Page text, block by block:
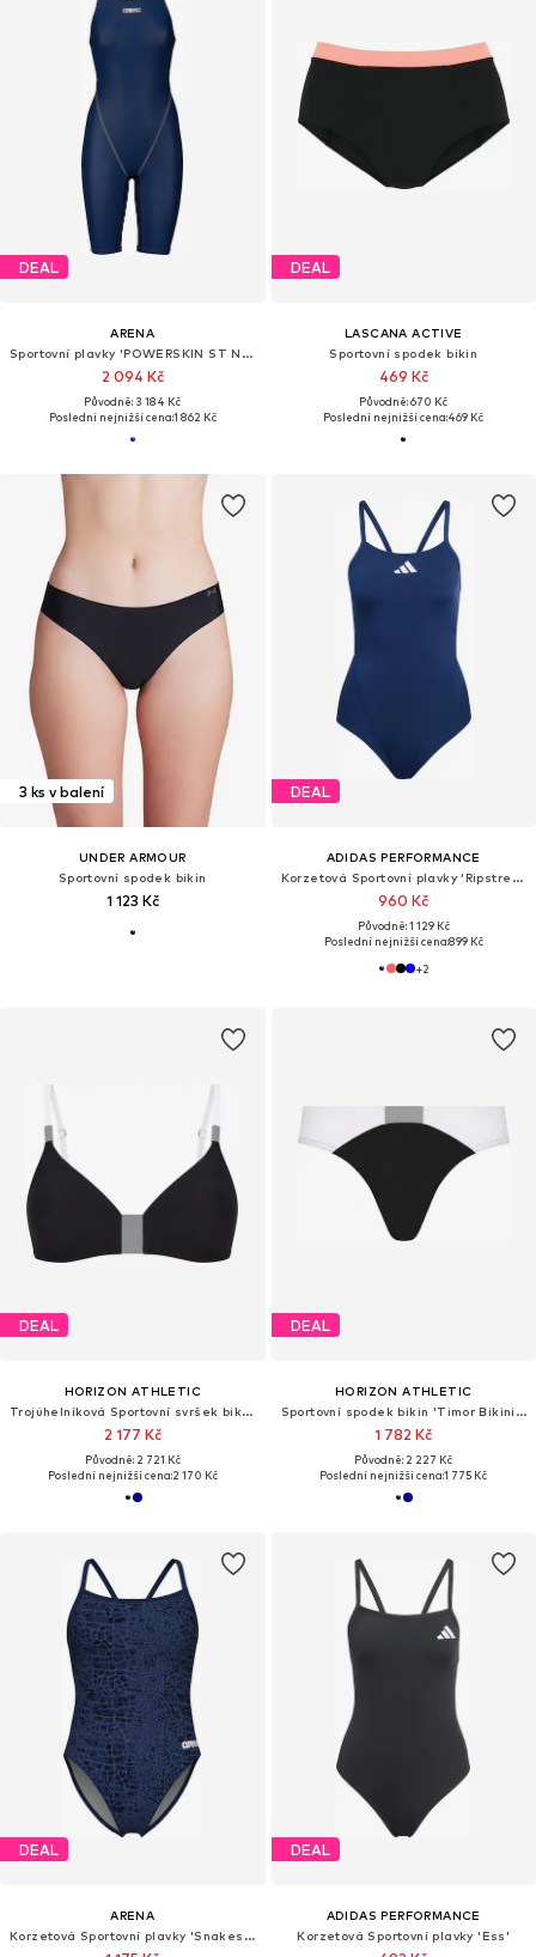
DEAL
ARENA
Sportovní plavky 'POWERSKIN ST NEXT OB'
2 094 Kč
Původně: 3 184 Kč
Poslední nejnižší cena:1 862 Kč
DEAL
LASCANA ACTIVE
Sportovní spodek bikin
469 Kč
Původně: 670 Kč
Poslední nejnižší cena:469 Kč
3 ks v balení
UNDER ARMOUR
Sportovní spodek bikin
1 123 Kč
DEAL
ADIDAS PERFORMANCE
Korzetová Sportovní plavky 'Ripstream Team'
960 Kč
Původně: 1 129 Kč
Poslední nejnižší cena:899 Kč
+2
DEAL
HORIZON ATHLETIC
Trojúhelníková Sportovní svršek bikin 'Timor Bikini Top Luna'
2 177 Kč
Původně: 2 721 Kč
Poslední nejnižší cena:2 170 Kč
DEAL
HORIZON ATHLETIC
Sportovní spodek bikin 'Timor Bikini Bottom Luna'
1 782 Kč
Původně: 2 227 Kč
Poslední nejnižší cena:1 775 Kč
DEAL
ARENA
Korzetová Sportovní plavky 'Snakeskin'
DEAL
ADIDAS PERFORMANCE
Korzetová Sportovní plavky 'Ess'